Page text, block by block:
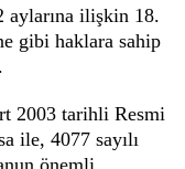
aylarına ilişkin 18.
gibi haklara sahip
2003 tarihli Resmi
ile, 4077 sayılı
önemli